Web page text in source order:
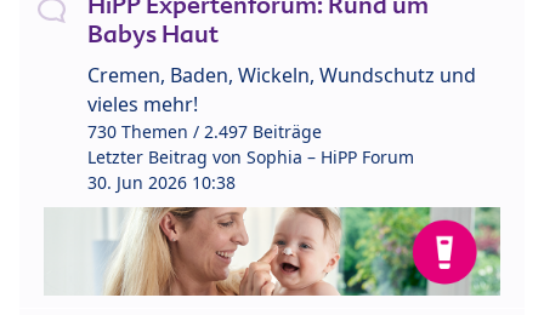
Babys Haut
Cremen, Baden, Wickeln, Wundschutz und
vieles mehr!
730 Themen / 2.497 Beiträge
Letzter Beitrag von Sophia – HiPP Forum
30. Jun 2026 10:38